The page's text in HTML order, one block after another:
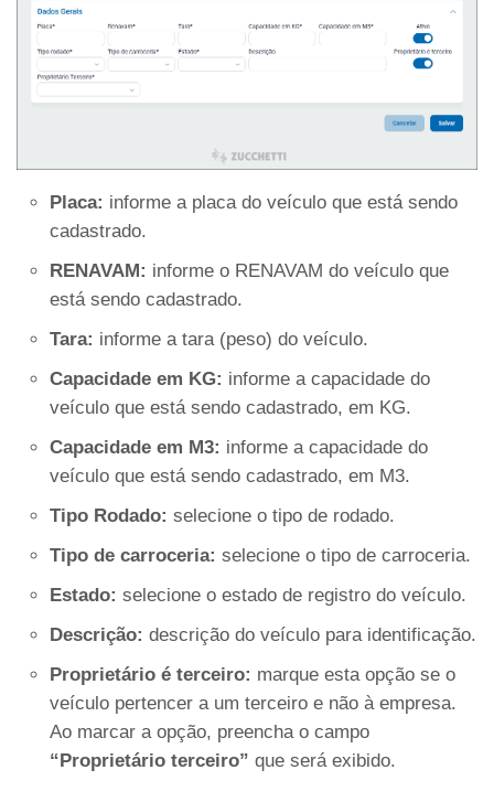
Placa: informe a placa do veículo que está sendo
cadastrado.
RENAVAM: informe o RENAVAM do veículo que
está sendo cadastrado.
Tara: informe a tara (peso) do veículo.
Capacidade em KG: informe a capacidade do
veículo que está sendo cadastrado, em KG.
Capacidade em M3: informe a capacidade do
veículo que está sendo cadastrado, em M3.
Tipo Rodado: selecione o tipo de rodado.
Tipo de carroceria: selecione o tipo de carroceria.
Estado: selecione o estado de registro do veículo.
Descrição: descrição do veículo para identificação.
Proprietário é terceiro: marque esta opção se o
veículo pertencer a um terceiro e não à empresa.
Ao marcar a opção, preencha o campo
“Proprietário terceiro” que será exibido.